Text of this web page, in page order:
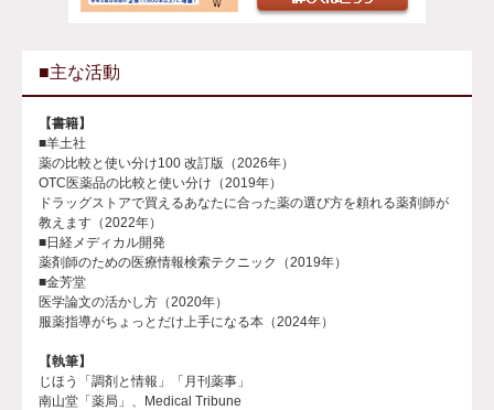
■主な活動
【書籍】
■羊土社
薬の比較と使い分け100 改訂版（2026年）
OTC医薬品の比較と使い分け（2019年）
ドラッグストアで買えるあなたに合った薬の選び方を頼れる薬剤師が
教えます（2022年）
■日経メディカル開発
薬剤師のための医療情報検索テクニック（2019年）
■金芳堂
医学論文の活かし方（2020年）
服薬指導がちょっとだけ上手になる本（2024年）
【執筆】
じほう「調剤と情報」「月刊薬事」
南山堂「薬局」、Medical Tribune